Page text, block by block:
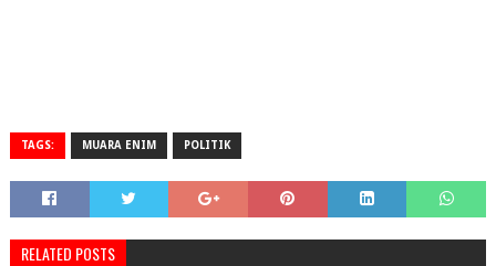
TAGS: MUARA ENIM POLITIK
RELATED POSTS